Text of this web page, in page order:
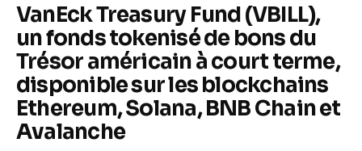
Shop
VanEck Treasury Fund (VBILL),
un fonds tokenisé de bons du
Trésor américain à court terme,
disponible sur les blockchains
Ethereum, Solana, BNB Chain et
Avalanche